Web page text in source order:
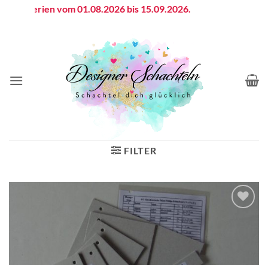
vom 01.08.2026 bis 15.09.2026.
FILTER